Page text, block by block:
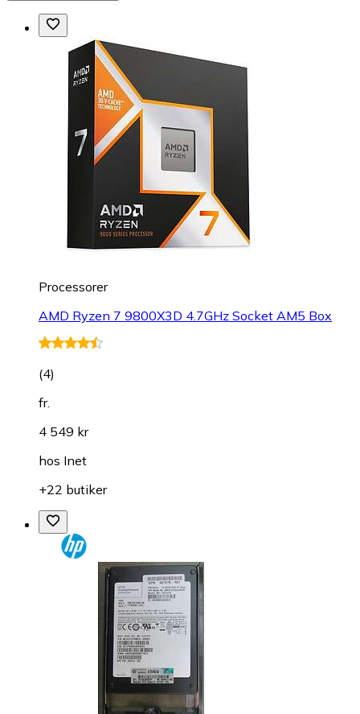
Processorer
AMD Ryzen 7 9800X3D 4.7GHz Socket AM5 Box
(4)
fr.
4 549 kr
hos Inet
+22 butiker